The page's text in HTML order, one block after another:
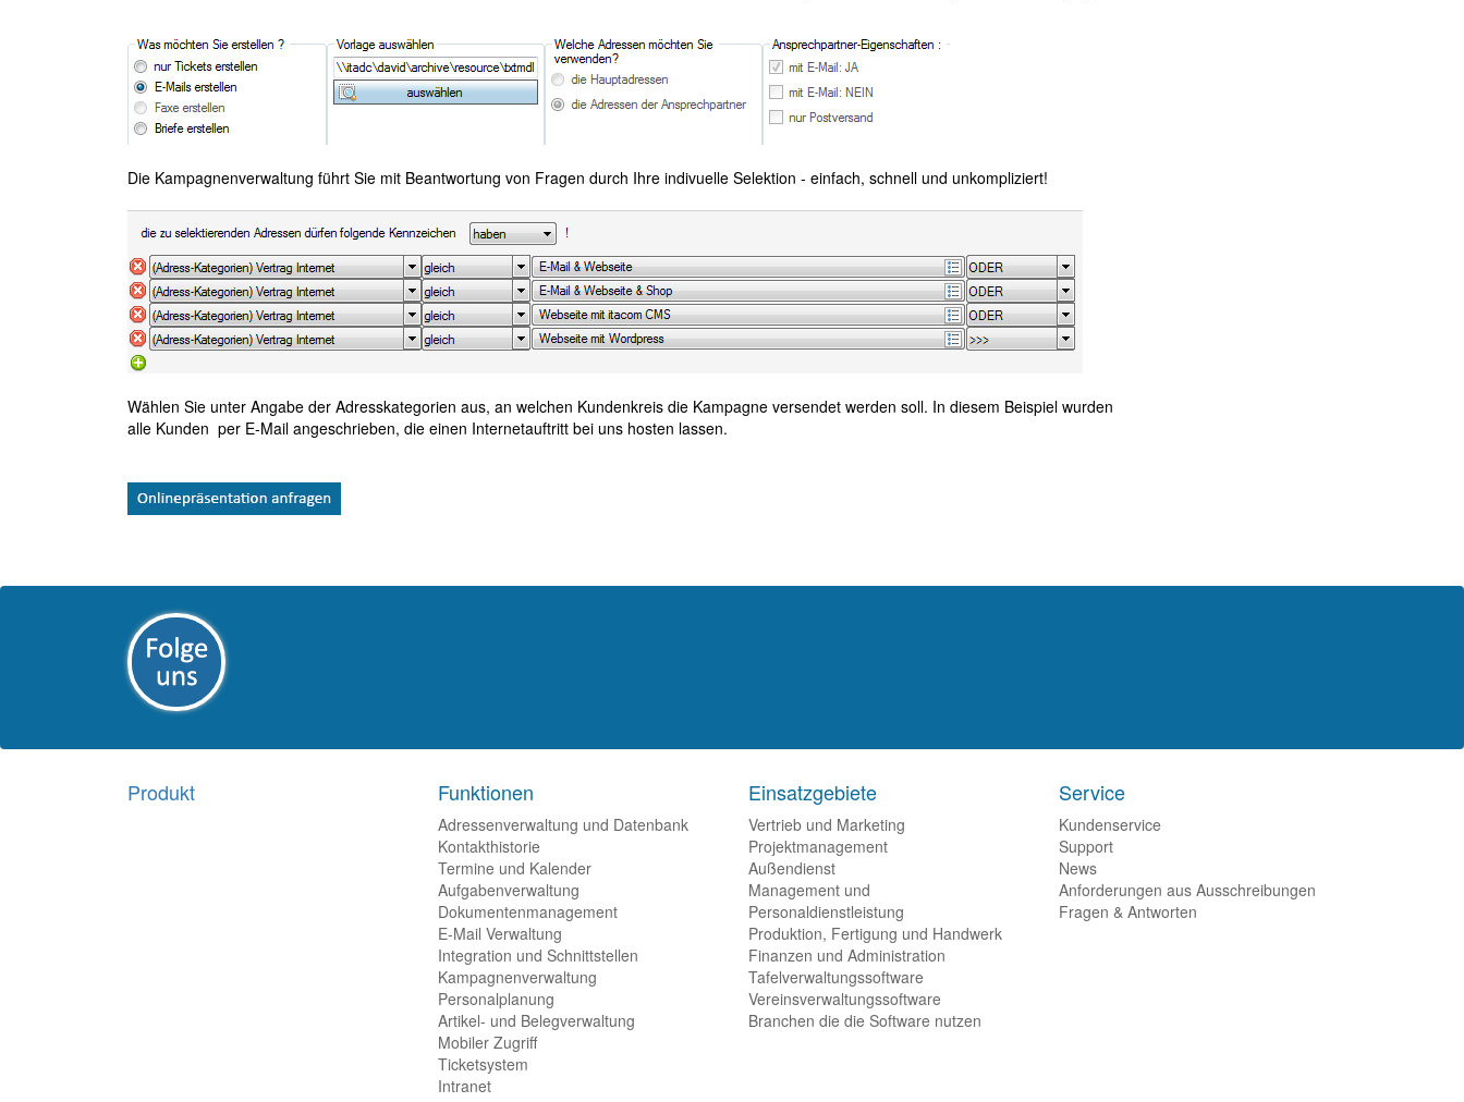
Die Kampagnenverwaltung führt Sie mit Beantwortung von Fragen durch Ihre indivuelle Selektion - einfach, schnell und unkompliziert!
Wählen Sie unter Angabe der Adresskategorien aus, an welchen Kundenkreis die Kampagne versendet werden soll. In diesem Beispiel wurden
alle Kunden per E-Mail angeschrieben, die einen Internetauftritt bei uns hosten lassen.
Produkt Funktionen
Adressenverwaltung und Datenbank
Kontakthistorie
Termine und Kalender
Aufgabenverwaltung
Dokumentenmanagement
E-Mail Verwaltung
Integration und Schnittstellen
Kampagnenverwaltung
Personalplanung
Artikel- und Belegverwaltung
Mobiler Zugriff
Ticketsystem
Intranet
Einsatzgebiete
Vertrieb und Marketing
Projektmanagement
Außendienst
Management und
Personaldienstleistung
Produktion, Fertigung und Handwerk
Finanzen und Administration
Tafelverwaltungssoftware
Vereinsverwaltungssoftware
Branchen die die Software nutzen
Service
Kundenservice
Support
News
Anforderungen aus Ausschreibungen
Fragen & Antworten